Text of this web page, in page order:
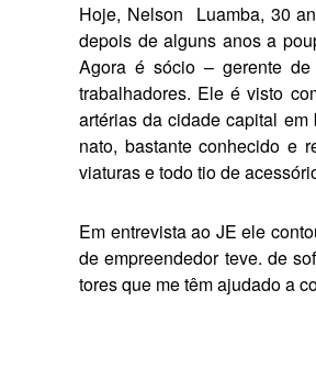
Hoje, Nelson
Luamba, 30
depois de alguns anos a
Agora é sócio – gerente
trabalhadores. Ele é visto
artérias da cidade capital
nato, bastante conhecido e
viaturas e todo tio de
Em entrevista ao JE ele
de empreendedor teve. de
tores que me têm ajudado a